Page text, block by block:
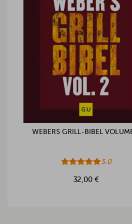
WEBERS GRILL-BIBEL
5.0
32,00 €